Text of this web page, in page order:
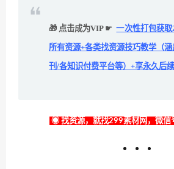
🎁 点击成为VIP ☛ 一次性打包获
所有资源+各类找资源技巧教学（
刊/各知识付费平台等）+享永久后
◉ 找资源，就找299素材网，微信